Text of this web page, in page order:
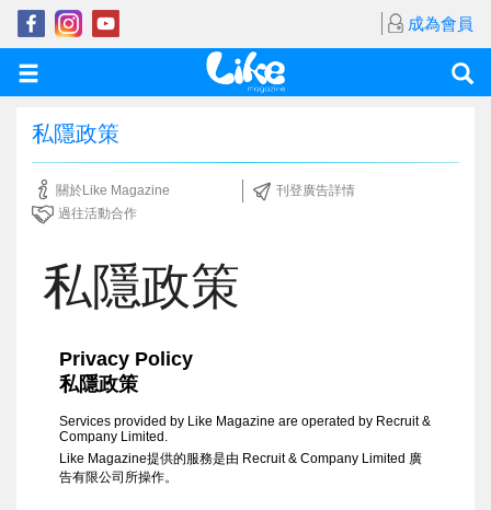
成為會員
私隱政策
關於Like Magazine
刊登廣告詳情
過往活動合作
私隱政策